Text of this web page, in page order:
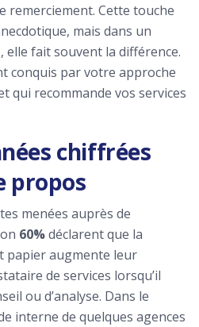
remerciement. Cette touche
mais dans un
, elle fait souvent la différence.
conquis par votre approche
qui recommande vos services
chiffrées
propos
menées auprès de
60%déclarent que la
papier augmente leur
de services lorsqu’il
ou d’analyse. Dans le
interne de quelques agences